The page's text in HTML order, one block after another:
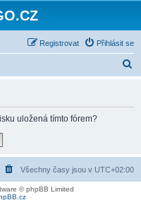
Přihlásit se
Registrovat
uložená tímto fórem?
Všechny časy jsou v UTC+02:00
© phpBB Limited